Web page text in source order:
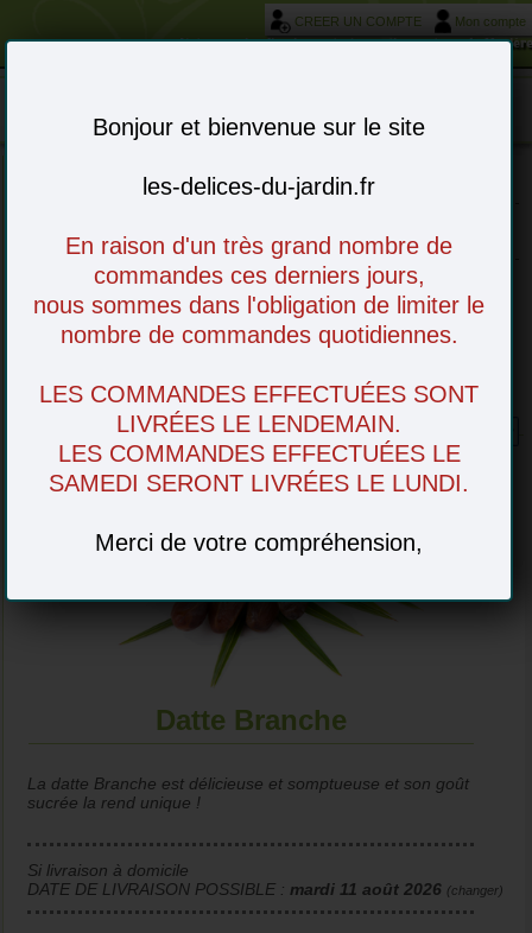
Bonjour et bienvenue sur le site
les-delices-du-jardin.fr
En raison d'un très grand nombre de
commandes ces derniers jours,
nous sommes dans l'obligation de limiter le
nombre de commandes quotidiennes.
LES COMMANDES EFFECTUÉES SONT
LIVRÉES LE LENDEMAIN.
LES COMMANDES EFFECTUÉES LE
SAMEDI SERONT LIVRÉES LE LUNDI.
Merci de votre compréhension,
CREER UN COMPTE
Mon compte
Votre service livraison et réservation autour de
retirer en magasin ou livré chez vous
Datte Branche
Datte Branche
La datte Branche est délicieuse et somptueuse et son goût
sucrée la rend unique !
Si livraison à domicile
DATE DE LIVRAISON POSSIBLE : mardi 11 août 2026 (changer)